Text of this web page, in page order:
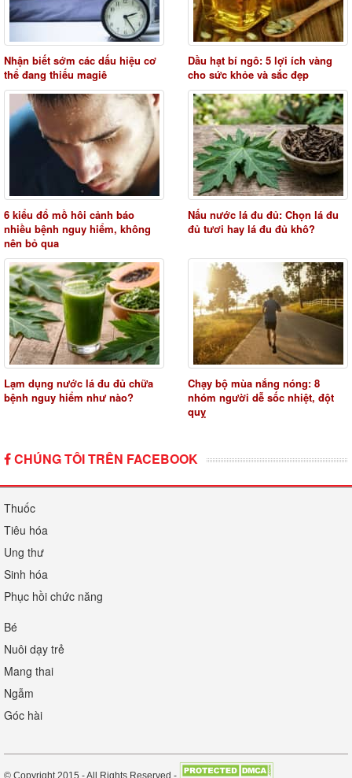
Nhận biết sớm các dấu hiệu cơ
thể đang thiếu magiê
Dầu hạt bí ngô: 5 lợi ích vàng
cho sức khỏe và sắc đẹp
6 kiểu đổ mồ hôi cảnh báo
nhiều bệnh nguy hiểm, không
nên bỏ qua
Nấu nước lá đu đủ: Chọn lá đu
đủ tươi hay lá đu đủ khô?
Lạm dụng nước lá đu đủ chữa
bệnh nguy hiểm như nào?
Chạy bộ mùa nắng nóng: 8
nhóm người dễ sốc nhiệt, đột
quỵ
CHÚNG TÔI TRÊN FACEBOOK
Thuốc
Tiêu hóa
Ung thư
Sinh hóa
Phục hồi chức năng
Bé
Nuôi dạy trẻ
Mang thai
Ngẫm
Góc hài